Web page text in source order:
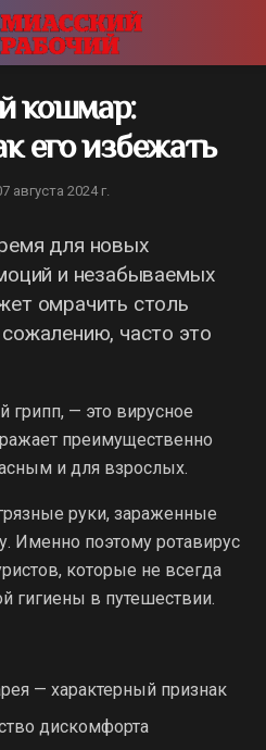
кошмар:
его избежать
августа 2024 г.
для новых
и незабываемых
омрачить столь
часто это
грипп, — это вирусное
преимущественно
и для взрослых.
руки, зараженные
Именно поэтому ротавирус
которые не всегда
гигиены в путешествии.
— характерный признак
дискомфорта